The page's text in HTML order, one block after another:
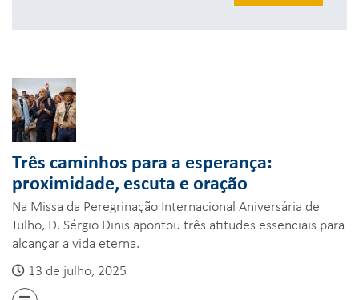
Três caminhos para a esperança:
proximidade, escuta e oração
Na Missa da Peregrinação Internacional Aniversária de
Julho, D. Sérgio Dinis apontou três atitudes essenciais para
alcançar a vida eterna.
13 de julho, 2025